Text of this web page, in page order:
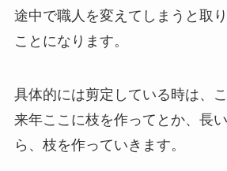
途中で職人を変えてしまうと取
ことになります。
具体的には剪定している時は、
来年ここに枝を作ってとか、長
ら、枝を作っていきます。